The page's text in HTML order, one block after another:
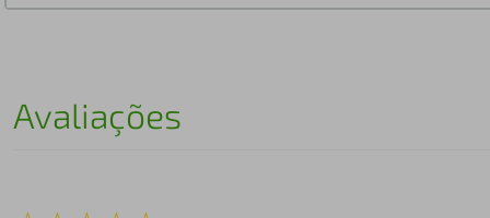
Avaliações